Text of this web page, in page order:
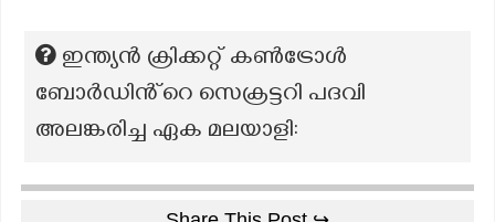
ഇന്ത്യൻ ക്രിക്കറ്റ് കൺട്രോൾ
ബോർഡിൻ്റെ സെക്രട്ടറി പദവി
അലങ്കരിച്ച ഏക മലയാളി: